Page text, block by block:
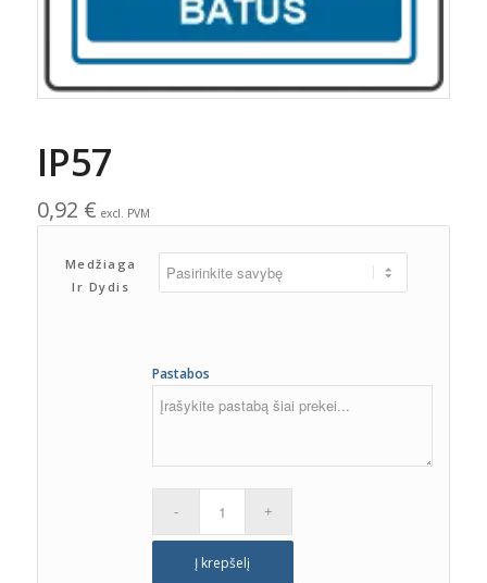
IP57
0,92 € excl. PVM
Medžiaga
Ir Dydis
Pastabos
Į krepšelį